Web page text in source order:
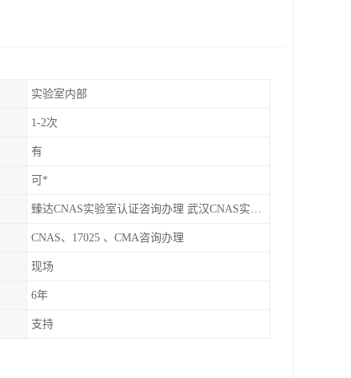
实验室内部
1-2次
有
可*
臻达CNAS实验室认证咨询办理 武汉CNAS实验室认可办理
CNAS、17025 、CMA咨询办理
现场
6年
支持